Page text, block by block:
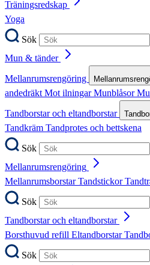
Träningsredskap
Yoga
Sök
Mun & tänder
Mellanrumsrengöring
andedräktMot ilningarMunblåsor
Tandborstar och eltandborstar
Tandkräm Tandprotes och bettskena
Sök
Mellanrumsrengöring
MellanrumsborstarTandstickor
Sök
Tandborstar och eltandborstar
Borsthuvud refill Eltandborstar
Sök